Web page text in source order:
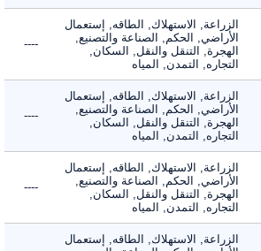
الزراعة, الاستهلاك, الطاقه, إستعمال
الأراضي, الحكم, الصناعة والتصنيع,
الهجرة, التنقل والنقل, السكان,
التجاره, التمدن, المياه
----
الزراعة, الاستهلاك, الطاقه, إستعمال
الأراضي, الحكم, الصناعة والتصنيع,
الهجرة, التنقل والنقل, السكان,
التجاره, التمدن, المياه
----
الزراعة, الاستهلاك, الطاقه, إستعمال
الأراضي, الحكم, الصناعة والتصنيع,
الهجرة, التنقل والنقل, السكان,
التجاره, التمدن, المياه
----
الزراعة, الاستهلاك, الطاقه, إستعمال